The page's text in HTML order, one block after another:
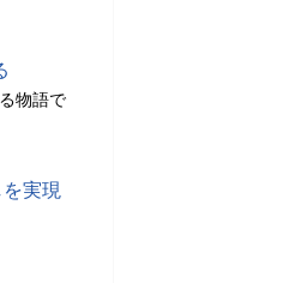
物語で
実現